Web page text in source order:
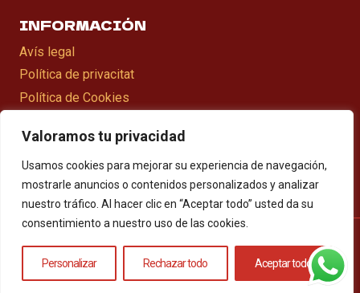
Valoramos tu privacidad
Usamos cookies para mejorar su experiencia de navegación,
mostrarle anuncios o contenidos personalizados y analizar
nuestro tráfico. Al hacer clic en “Aceptar todo” usted da su
consentimiento a nuestro uso de las cookies.
Personalizar Rechazar todo Aceptar todo
INFORMACIÓN
Avís legal
Política de privacitat
Política de Cookies
Mapa web
© 2026 Grupo de versiones